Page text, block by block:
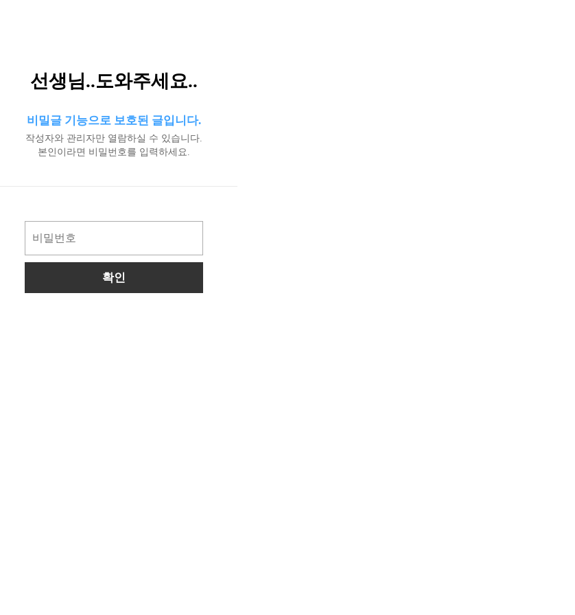
선생님..도와주세요..
비밀글 기능으로 보호된 글입니다.
작성자와 관리자만 열람하실 수 있습니다.
본인이라면 비밀번호를 입력하세요.